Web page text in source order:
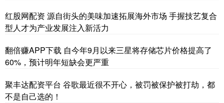
红股网配资 源自街头的美味加速拓展海外市场 手握技艺复合
型人才为产业发展注入新活力
翻倍赚APP下载 自今年9月以来三星将存储芯片价格提高了
60%，预计明年短缺会更严重
聚丰达配资平台 谷歌最近很不开心，被罚被保护被打劫，都
不是自己选的！